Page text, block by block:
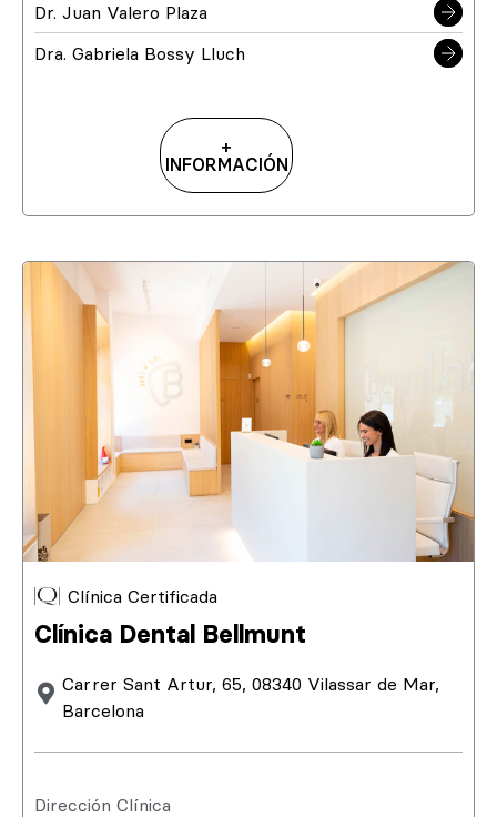
Dr. Juan Valero Plaza
Dra. Gabriela Bossy Lluch
+
INFORMACIÓN
Clínica Certificada
Clínica Dental Bellmunt
Carrer Sant Artur, 65, 08340 Vilassar de Mar,
Barcelona
Dirección Clínica